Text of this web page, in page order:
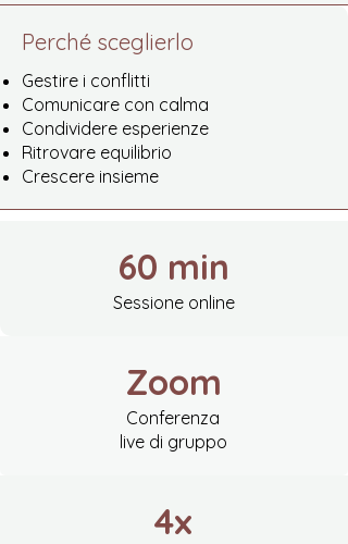
Perché sceglierlo
Gestire i conflitti
Comunicare con calma
Condividere esperienze
Ritrovare equilibrio
Crescere insieme
60 min
Sessione online
Zoom
Conferenza
live di gruppo
4x